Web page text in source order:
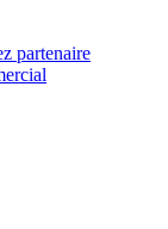
partenaire